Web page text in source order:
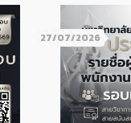
27/07/2026